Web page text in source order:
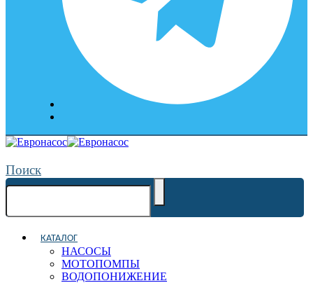
Поиск
КАТАЛОГ
НАСОСЫ
МОТОПОМПЫ
ВОДОПОНИЖЕНИЕ